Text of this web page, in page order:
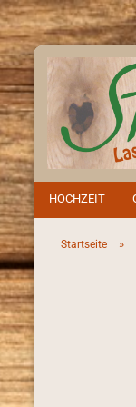
HOCHZEIT
Startseite »